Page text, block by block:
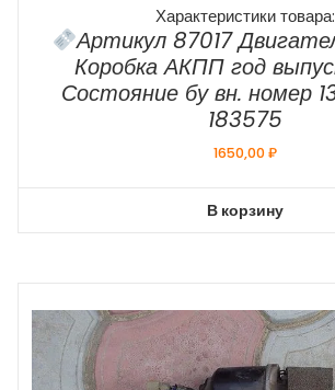
Характеристики товара:
Артикул 87017
Коробка АКПП год
Состояние бу вн. номер
183575
1650,00₽
В корзину